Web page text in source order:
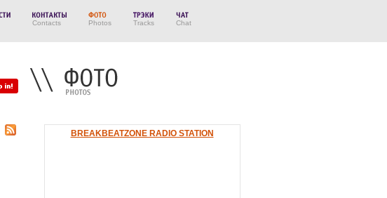
Contacts Photos Tracks Chat
BREAKBEATZONE RADIO STATION